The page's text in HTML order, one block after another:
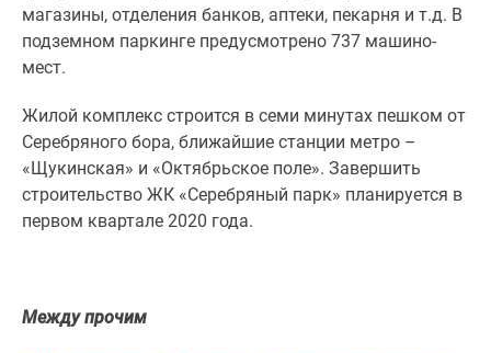
Квартиры
карте
Ипотечный
калькулятор
Семейная
ипотека
магазины, отделения банков, аптеки, пекарня и т.д. В
подземном паркинге предусмотрено 737 машино-
мест.
Жилой комплекс строится в семи минутах пешком от
Серебряного бора, ближайшие станции метро –
«Щукинская» и «Октябрьское поле». Завершить
строительство ЖК «Серебряный парк» планируется в
первом квартале 2020 года.
Между прочим